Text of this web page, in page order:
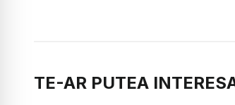
TE-AR PUTEA